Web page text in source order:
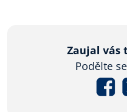
Zaujal vás
Podělte